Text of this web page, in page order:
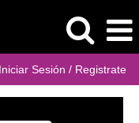
Iniciar Sesión / Registrate